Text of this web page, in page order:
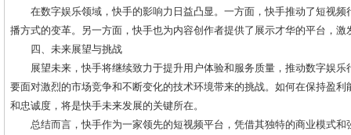
在数字娱乐领域，快手的影响力日益凸显。一方面，快手推动了短视
播方式的变革。另一方面，快手也为内容创作者提供了展示才华的平台，
四、未来展望与挑战
展望未来，快手将继续致力于提升用户体验和服务质量，推动数字娱
要面对激烈的市场竞争和不断变化的技术环境带来的挑战。如何在保持盈
和忠诚度，将是快手未来发展的关键所在。
总结而言，快手作为一家领先的短视频平台，凭借其独特的商业模式